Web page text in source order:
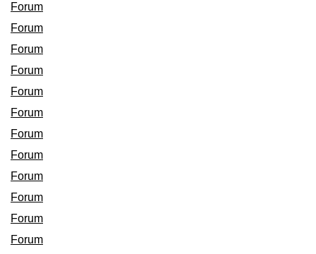
Forum
Forum
Forum
Forum
Forum
Forum
Forum
Forum
Forum
Forum
Forum
Forum